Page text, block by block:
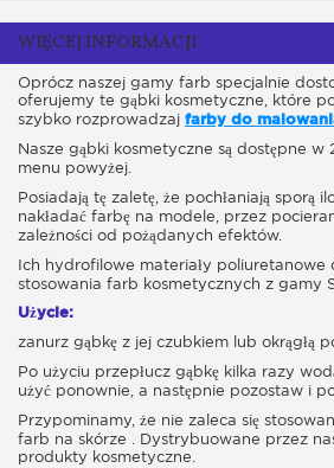
WIĘCEJ INFORMACJI
Oprócz naszej gamy farb specjalnie
oferujemy te gąbki kosmetyczne, które
szybko rozprowadzaj farby do
Nasze gąbki kosmetyczne są dostępne
menu powyżej.
Posiadają tę zaletę, że pochłaniają sporą
nakładać farbę na modele, przez
zależności od pożądanych efektów.
Ich hydrofilowe materiały poliuretanowe
stosowania farb kosmetycznych z gamy
Użycie:
zanurz gąbkę z jej czubkiem lub okrągłą
Po użyciu przepłucz gąbkę kilka razy
użyć ponownie, a następnie pozostaw i
Przypominamy, że nie zaleca się
farb na skórze . Dystrybuowane przez
produkty kosmetyczne.